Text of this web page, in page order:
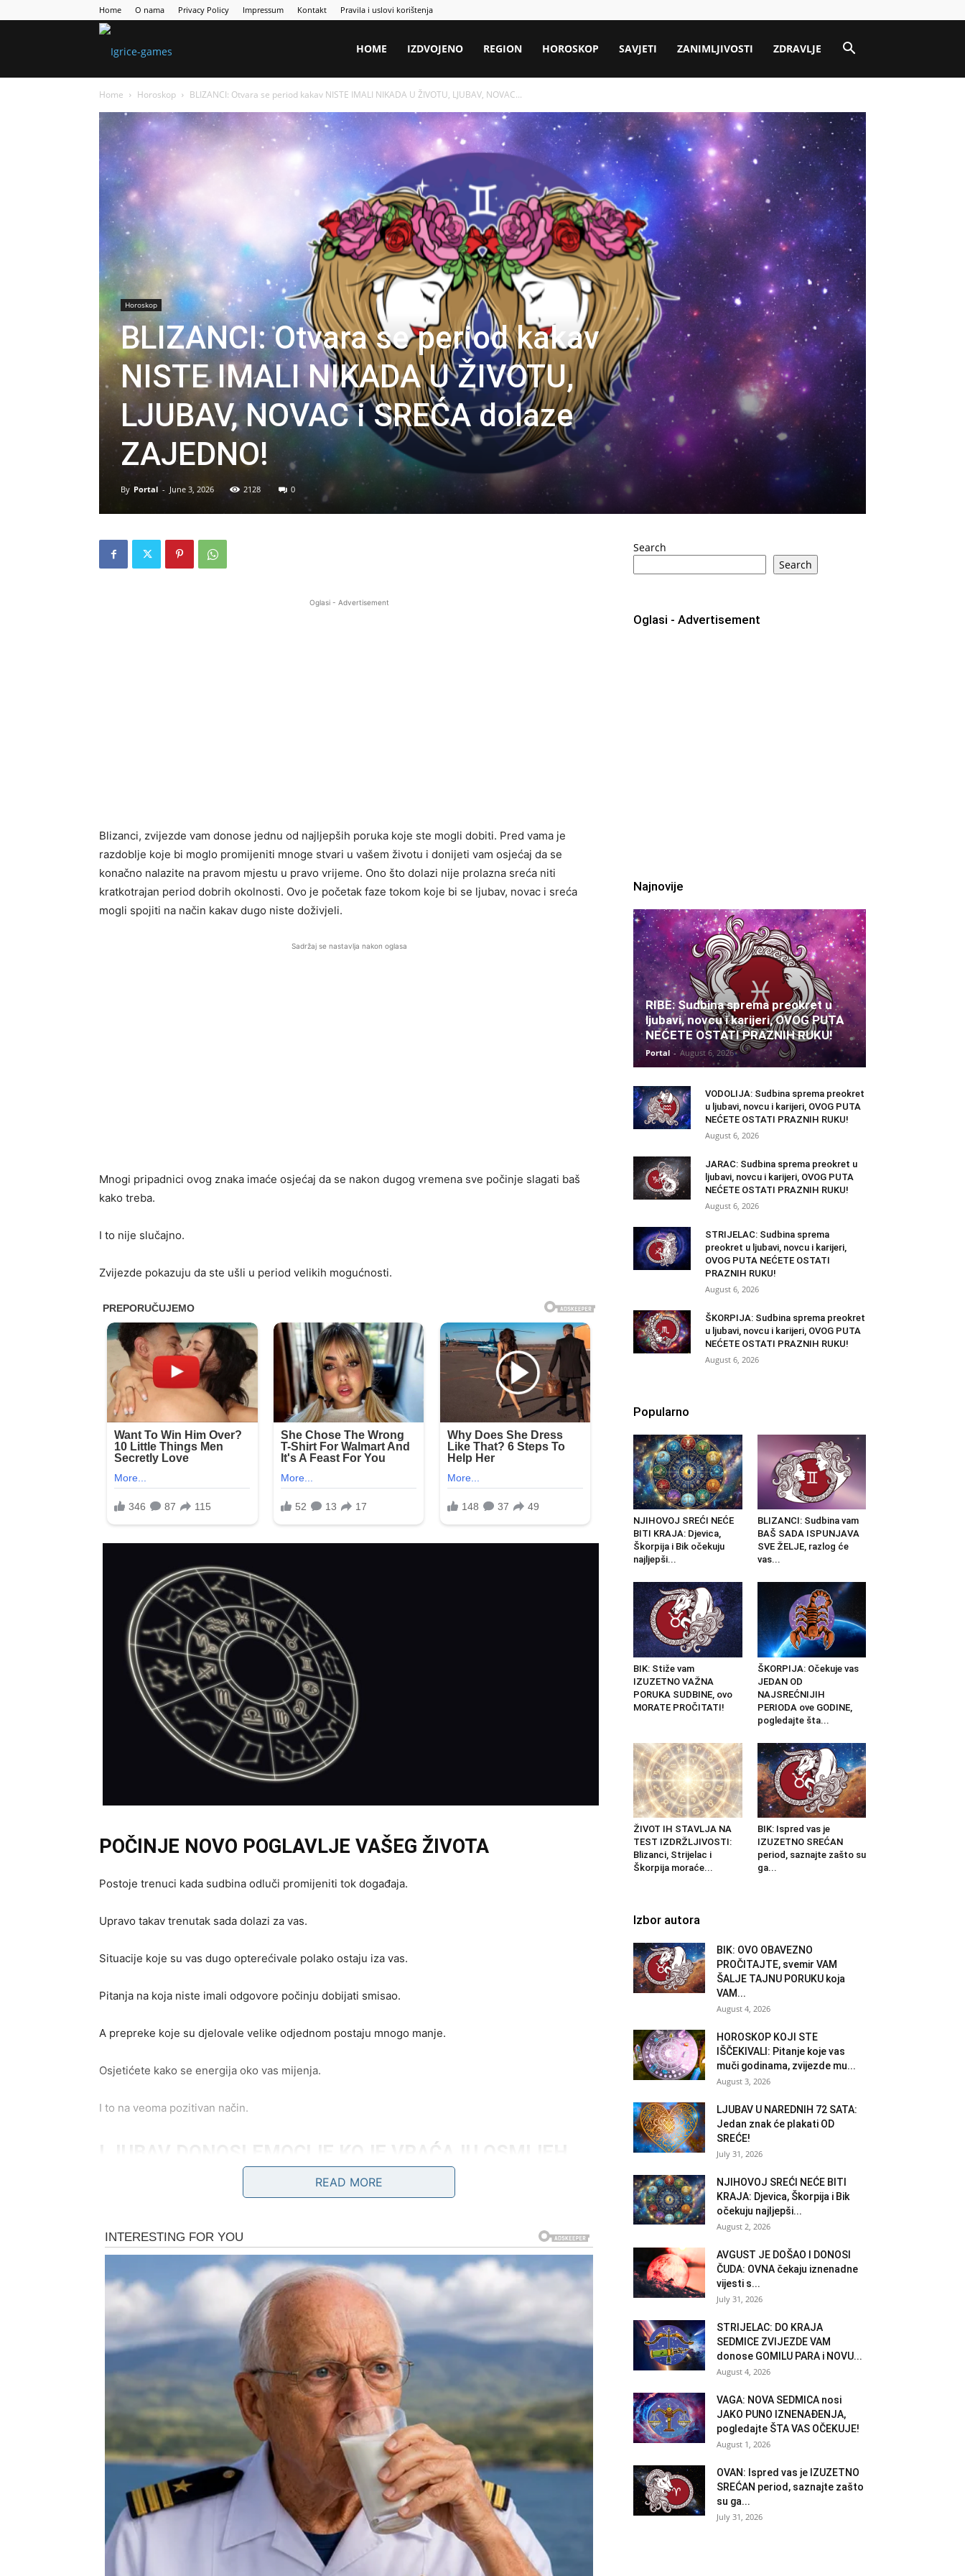
Home O nama Privacy Policy Impressum Kontakt Pravila i uslovi korištenja
HOME IZDVOJENO REGION HOROSKOP SAVJETI ZANIMLJIVOSTI ZDRAVLJE
Home Horoskop BLIZANCI: Otvara se period kakav NISTE IMALI NIKADA U ŽIVOTU, LJUBAV, NOVAC...
Horoskop
BLIZANCI: Otvara se period kakav
NISTE IMALI NIKADA U ŽIVOTU,
LJUBAV, NOVAC i SREĆA dolaze
ZAJEDNO!
By Portal - June 3, 2026 2128 0
Oglasi - Advertisement
Blizanci, zvijezde vam donose jednu od najljepših poruka koje ste mogli dobiti. Pred vama je
razdoblje koje bi moglo promijeniti mnoge stvari u vašem životu i donijeti vam osjećaj da se
konačno nalazite na pravom mjestu u pravo vrijeme. Ono što dolazi nije prolazna sreća niti
kratkotrajan period dobrih okolnosti. Ovo je početak faze tokom koje bi se ljubav, novac i sreća
mogli spojiti na način kakav dugo niste doživjeli.
Sadržaj se nastavlja nakon oglasa
Mnogi pripadnici ovog znaka imaće osjećaj da se nakon dugog vremena sve počinje slagati baš
kako treba.
I to nije slučajno.
Zvijezde pokazuju da ste ušli u period velikih mogućnosti.
POČINJE NOVO POGLAVLJE VAŠEG ŽIVOTA
Postoje trenuci kada sudbina odluči promijeniti tok događaja.
Upravo takav trenutak sada dolazi za vas.
Situacije koje su vas dugo opterećivale polako ostaju iza vas.
Pitanja na koja niste imali odgovore počinju dobijati smisao.
A prepreke koje su djelovale velike odjednom postaju mnogo manje.
Osjetićete kako se energija oko vas mijenja.
I to na veoma pozitivan način.
Na ljubavnom planu dolaze dani puni uzbuđenja.
Ako ste slobodni, postoji velika mogućnost da upoznate osobu koja će odmah privući vašu pažnju.
Biće to neko ko vas razumije, prati vaš način razmišljanja i unosi posebnu lakoću u vašu
svakodnevicu.
Razgovori sa tom osobom biće prirodni.
Smijeh će dolaziti spontano.
A osjećaj povezanosti razvijaće se mnogo brže nego što očekujete.
Ako ste zauzeti, odnos sa partnerom ulazi u mnogo ljepši period.
Dolazi više razumijevanja.
Više zajedničkih planova.
Više trenutaka koji vas podsjećaju zašto ste zajedno.
READ MORE
Search
Search
Oglasi - Advertisement
Najnovije
RIBE: Sudbina sprema preokret u
ljubavi, novcu i karijeri, OVOG PUTA
NEĆETE OSTATI PRAZNIH RUKU!
Portal - August 6, 2026
VODOLIJA: Sudbina sprema preokret
u ljubavi, novcu i karijeri, OVOG PUTA
NEĆETE OSTATI PRAZNIH RUKU!
August 6, 2026
JARAC: Sudbina sprema preokret u
ljubavi, novcu i karijeri, OVOG PUTA
NEĆETE OSTATI PRAZNIH RUKU!
August 6, 2026
STRIJELAC: Sudbina sprema
preokret u ljubavi, novcu i karijeri,
OVOG PUTA NEĆETE OSTATI
PRAZNIH RUKU!
August 6, 2026
ŠKORPIJA: Sudbina sprema preokret
u ljubavi, novcu i karijeri, OVOG PUTA
NEĆETE OSTATI PRAZNIH RUKU!
August 6, 2026
Popularno
NJIHOVOJ SREĆI NEĆE
BITI KRAJA: Djevica,
Škorpija i Bik očekuju
najljepši...
BLIZANCI: Sudbina vam
BAŠ SADA ISPUNJAVA
SVE ŽELJE, razlog će
vas...
BIK: Stiže vam
IZUZETNO VAŽNA
PORUKA SUDBINE, ovo
MORATE PROČITATI!
ŠKORPIJA: Očekuje vas
JEDAN OD
NAJSREĆNIJIH
PERIODA ove GODINE,
pogledajte šta...
ŽIVOT IH STAVLJA NA
TEST IZDRŽLJIVOSTI:
Blizanci, Strijelac i
Škorpija moraće...
BIK: Ispred vas je
IZUZETNO SREĆAN
period, saznajte zašto su
ga...
Izbor autora
BIK: OVO OBAVEZNO
PROČITAJTE, svemir VAM
ŠALJE TAJNU PORUKU koja
VAM...
August 4, 2026
HOROSKOP KOJI STE
IŠČEKIVALI: Pitanje koje vas
muči godinama, zvijezde mu...
August 3, 2026
LJUBAV U NAREDNIH 72 SATA:
Jedan znak će plakati OD
SREĆE!
July 31, 2026
NJIHOVOJ SREĆI NEĆE BITI
KRAJA: Djevica, Škorpija i Bik
očekuju najljepši...
August 2, 2026
AVGUST JE DOŠAO I DONOSI
ČUDA: OVNA čekaju iznenadne
vijesti s...
July 31, 2026
STRIJELAC: DO KRAJA
SEDMICE ZVIJEZDE VAM
donose GOMILU PARA i NOVU...
August 4, 2026
VAGA: NOVA SEDMICA nosi
JAKO PUNO IZNENAĐENJA,
pogledajte ŠTA VAS OČEKUJE!
August 1, 2026
OVAN: Ispred vas je IZUZETNO
SREĆAN period, saznajte zašto
su ga...
July 31, 2026